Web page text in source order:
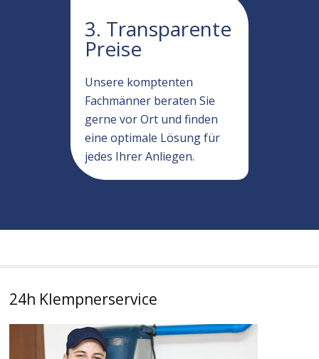
3. Transparente
Preise
Unsere komptenten
Fachmänner beraten Sie
gerne vor Ort und finden
eine optimale Lösung für
jedes Ihrer Anliegen.
24h Klempnerservice